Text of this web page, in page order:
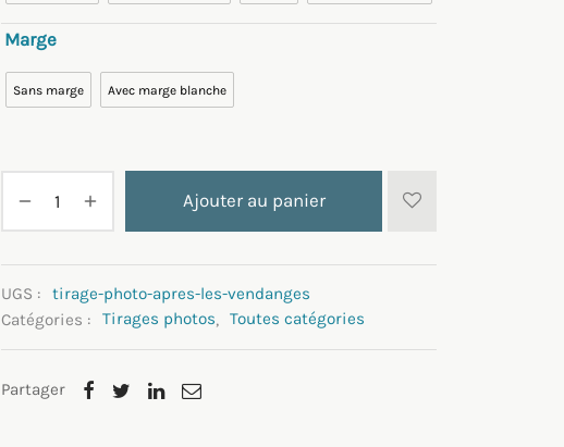
Marge
Sans marge Avec marge blanche
Ajouter au panier
UGS :
tirage-photo-apres-les-vendanges
Catégories :
Tirages photos, Toutes catégories
Partager